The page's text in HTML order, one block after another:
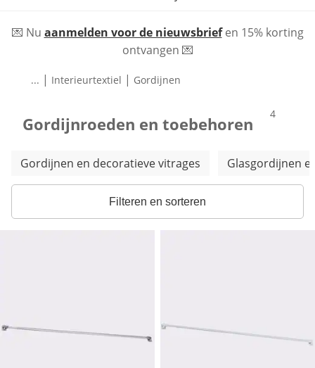
💌 Nu aanmelden voor de nieuwsbriefen 15% korting
ontvangen 💌
... | Interieurtextiel | Gordijnen
Gordijnroeden en toebehoren 4
Meer categorieën overslaan
Gordijnen en decoratieve vitrages Glasgordijnen
Filteren en sorteren